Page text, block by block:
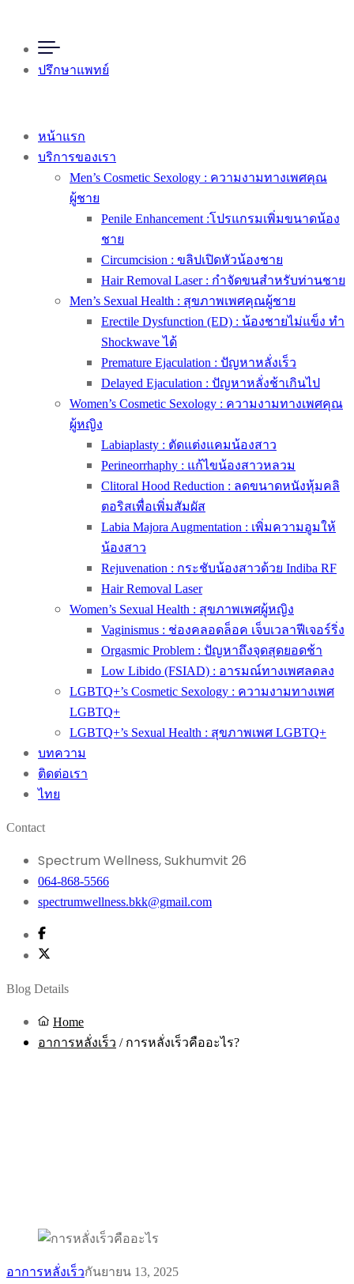
ปรึกษาแพทย์
หน้าแรก
บริการของเรา
Men’s Cosmetic Sexology : ความงามทางเพศคุณ
ผู้ชาย
Penile Enhancement :โปรแกรมเพิ่มขนาดน้อง
ชาย
Circumcision : ขลิปเปิดหัวน้องชาย
Hair Removal Laser : กำจัดขนสำหรับท่านชาย
Men’s Sexual Health : สุขภาพเพศคุณผู้ชาย
Erectile Dysfunction (ED) : น้องชายไม่แข็ง ทำ
Shockwave ได้
Premature Ejaculation : ปัญหาหลั่งเร็ว
Delayed Ejaculation : ปัญหาหลั่งช้าเกินไป
Women’s Cosmetic Sexology : ความงามทางเพศคุณ
ผู้หญิง
Labiaplasty : ตัดแต่งแคมน้องสาว
Perineorrhaphy : แก้ไขน้องสาวหลวม
Clitoral Hood Reduction : ลดขนาดหนังหุ้มคลิ
ตอริสเพื่อเพิ่มสัมผัส
Labia Majora Augmentation : เพิ่มความอูมให้
น้องสาว
Rejuvenation : กระชับน้องสาวด้วย Indiba RF
Hair Removal Laser
Women’s Sexual Health : สุขภาพเพศผู้หญิง
Vaginismus : ช่องคลอดล็อค เจ็บเวลาฟีเจอร์ริ่ง
Orgasmic Problem : ปัญหาถึงจุดสุดยอดช้า
Low Libido (FSIAD) : อารมณ์ทางเพศลดลง
LGBTQ+’s Cosmetic Sexology : ความงามทางเพศ
LGBTQ+
LGBTQ+’s Sexual Health : สุขภาพเพศ LGBTQ+
บทความ
ติดต่อเรา
ไทย
Contact
Spectrum Wellness, Sukhumvit 26
064-868-5566
spectrumwellness.bkk@gmail.com
Blog Details
Home
อาการหลั่งเร็ว / การหลั่งเร็วคืออะไร?
อาการหลั่งเร็วกันยายน 13, 2025